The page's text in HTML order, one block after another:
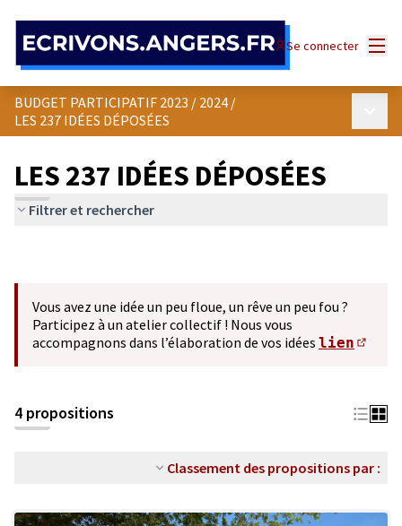
Se connecter
BUDGET PARTICIPATIF 2023 / 2024 /
LES 237 IDÉES DÉPOSÉES
LES 237 IDÉES DÉPOSÉES
Filtrer et rechercher
Vous avez une idée un peu floue, un rêve un peu fou ?
Participez à un atelier collectif ! Nous vous
accompagnons dans l’élaboration de vos idées lien
4 propositions
Classement des propositions par :